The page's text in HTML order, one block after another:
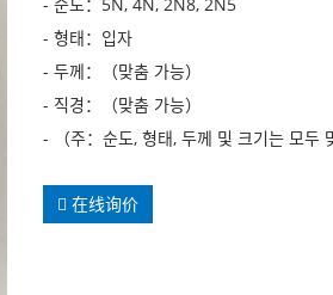
- 형태：입자
- 두께：（맞춤 가능）
- 직경：（맞춤 가능）
- （주：순도, 형태, 두께 및 크기는 모두
在线询价